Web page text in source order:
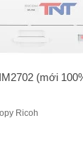
(mới
Ricoh
hãng đầy đủ